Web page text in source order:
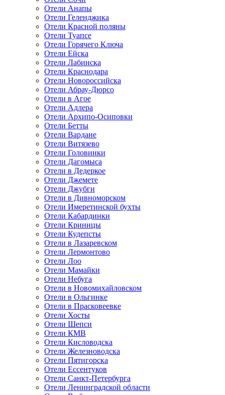
Отели Анапы
Отели Геленджика
Отели Красной поляны
Отели Туапсе
Отели Горячего Ключа
Отели Ейска
Отели Лабинска
Отели Краснодара
Отели Новороссийска
Отели Абрау-Дюрсо
Отели в Агое
Отели Адлера
Отели Архипо-Осиповки
Отели Бетты
Отели Вардане
Отели Витязево
Отели Головинки
Отели Дагомыса
Отели в Дедеркое
Отели Джемете
Отели Джубги
Отели в Дивноморском
Отели Имеретинской бухты
Отели Кабардинки
Отели Криницы
Отели Кудепсты
Отели в Лазаревском
Отели Лермонтово
Отели Лоо
Отели Мамайки
Отели Небуга
Отели в Новомихайловском
Отели в Ольгинке
Отели в Прасковеевке
Отели Хосты
Отели Шепси
Отели КМВ
Отели Кисловодска
Отели Железноводска
Отели Пятигорска
Отели Ессентуков
Отели Санкт-Петербурга
Отели Ленинградской области